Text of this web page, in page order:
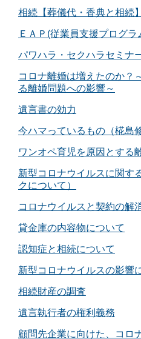
相続【葬儀代・香典と相続】
ＥＡＰ(従業員支援プログラ
パワハラ・セクハラセミナ
コロナ離婚は増えたのか？
る離婚問題への影響～
遺言書の効力
今ハマっているもの（椛島修
ワンオペ育児を原因とする
新型コロナウイルスに関す
クについて）
コロナウイルスと契約の解
貸金庫の内容物について
認知症と相続について
新型コロナウイルスの影響
相続財産の調査
遺言執行者の権利義務
顧問先企業に向けた、コロ